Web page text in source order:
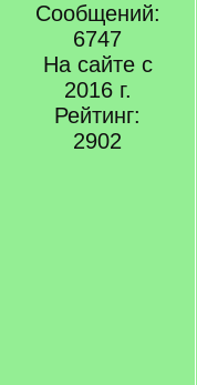
Сообщений:
6747
На сайте с
2016 г.
Рейтинг:
2902